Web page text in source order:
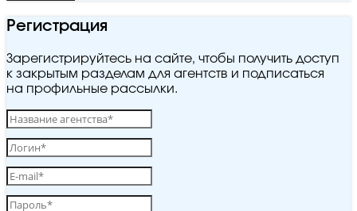
Регистрация
Зарегистрируйтесь на сайте, чтобы получить доступ
к закрытым разделам для агентств и подписаться
на профильные рассылки.